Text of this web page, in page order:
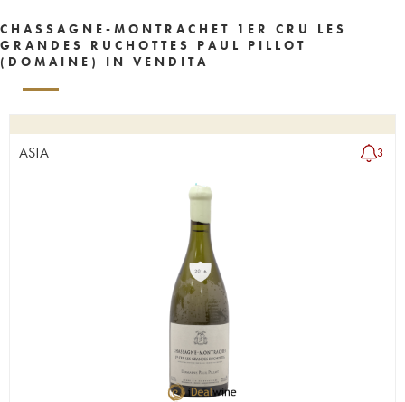
CHASSAGNE-MONTRACHET 1ER CRU LES
GRANDES RUCHOTTES PAUL PILLOT
(DOMAINE) IN VENDITA
ASTA 3